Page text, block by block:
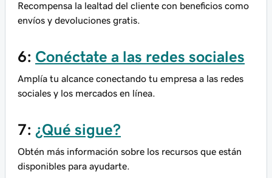
Recompensa la lealtad del cliente con beneficios como
envíos y devoluciones gratis.
6: Conéctate a las redes sociales
Amplía tu alcance conectando tu empresa a las redes
sociales y los mercados en línea.
7: ¿Qué sigue?
Obtén más información sobre los recursos que están
disponibles para ayudarte.